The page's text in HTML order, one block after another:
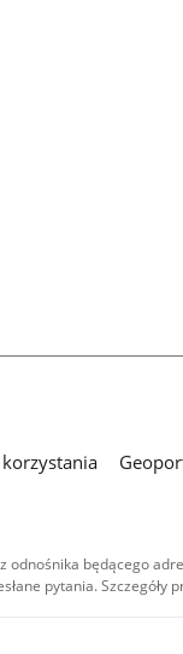
będącego
pytania. Szczegóły